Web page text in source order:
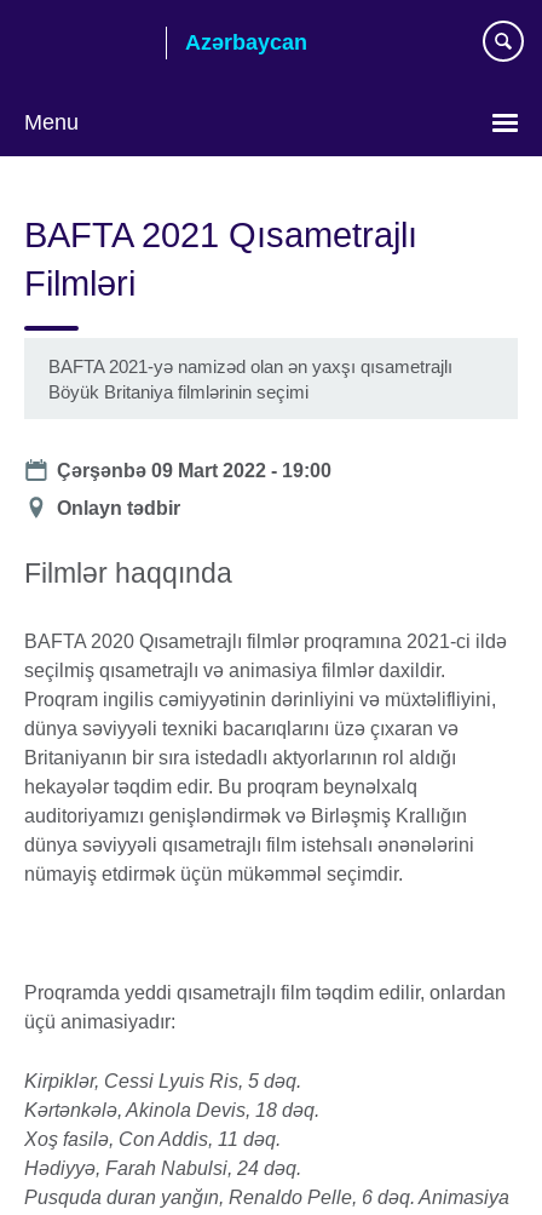
Azərbaycan
Menu
language
BAFTA 2021 Qısametrajlı
Filmləri
BAFTA 2021-yə namizəd olan ən yaxşı qısametrajlı
Böyük Britaniya filmlərinin seçimi
Date
Çərşənbə 09 Mart 2022 - 19:00
Location
Onlayn tədbir
Filmlər haqqında
BAFTA 2020 Qısametrajlı filmlər proqramına 2021-ci ildə
seçilmiş qısametrajlı və animasiya filmlər daxildir.
Proqram ingilis cəmiyyətinin dərinliyini və müxtəlifliyini,
dünya səviyyəli texniki bacarıqlarını üzə çıxaran və
Britaniyanın bir sıra istedadlı aktyorlarının rol aldığı
hekayələr təqdim edir. Bu proqram beynəlxalq
auditoriyamızı genişləndirmək və Birləşmiş Krallığın
dünya səviyyəli qısametrajlı film istehsalı ənənələrini
nümayiş etdirmək üçün mükəmməl seçimdir.
Proqramda yeddi qısametrajlı film təqdim edilir, onlardan
üçü animasiyadır:
Kirpiklər, Cessi Lyuis Ris, 5 dəq.
Kərtənkələ, Akinola Devis, 18 dəq.
Xoş fasilə, Con Addis, 11 dəq.
Hədiyyə, Farah Nabulsi, 24 dəq.
Pusquda duran yanğın, Renaldo Pelle, 6 dəq. Animasiya